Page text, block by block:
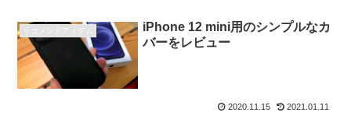
リコメンドアイテム
iPhone 12 mini用のシンプルなカ
バーをレビュー
2020.11.15 2021.01.11